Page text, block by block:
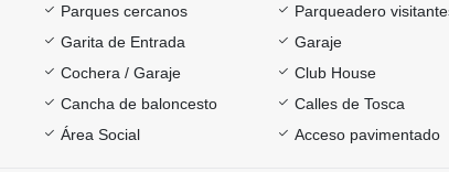
Parques cercanos
Parqueadero
Garita de Entrada
Garaje
Cochera / Garaje
Club House
Cancha de baloncesto
Calles de Tosca
Área Social Acceso pavimentado